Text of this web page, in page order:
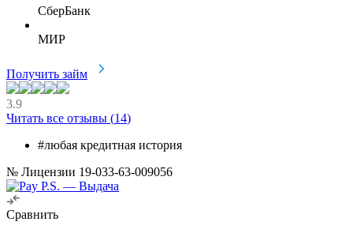
СберБанк
МИР
Получить займ
3.9
Читать все отзывы (14)
#любая кредитная история
№ Лицензии 19-033-63-009056
Сравнить